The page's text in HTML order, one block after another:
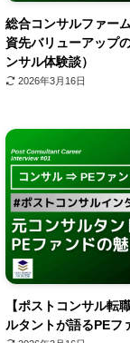
総合コンサルファー
資先バリューアップ
ンサル体験談）
2026年3月16日
【ポストコンサル転
ルタントが語るPEフ